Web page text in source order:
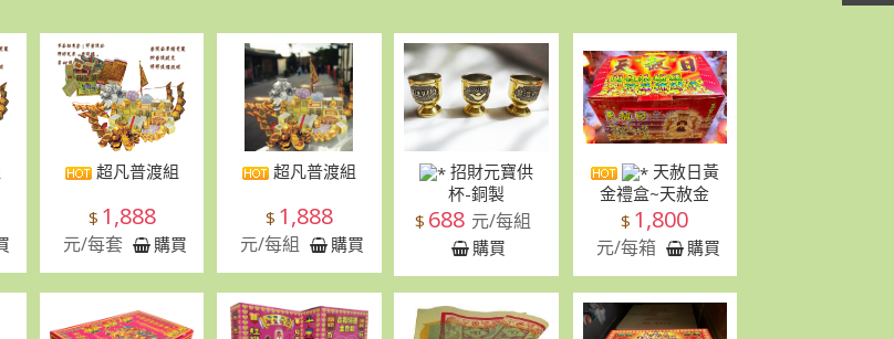
超凡普渡組
$ 1,888
元/每套 購買
超凡普渡組
$ 1,888
元/每組 購買
招財元寶供
杯-銅製
$ 688 元/每組
購買
天赦日黃
金禮盒~天赦金
$ 1,800
元/每箱 購買